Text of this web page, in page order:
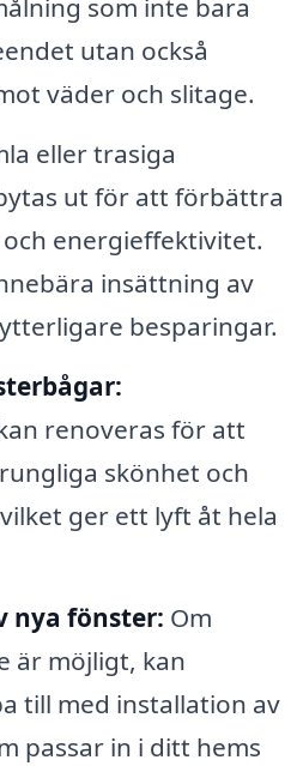
som inte bara
utan också
väder och slitage.
eller trasiga
ut för att förbättra
energieffektivitet.
insättning av
besparingar.
renoveras för att
skönhet och
ger ett lyft åt hela
nya fönster: Om
är möjligt, kan
till med installation av
passar in i ditt hems